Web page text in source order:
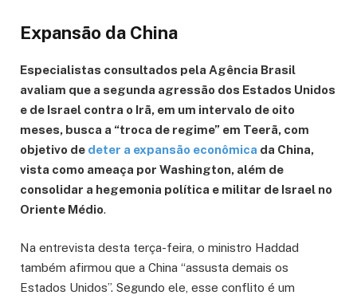
Expansão da China
Especialistas consultados pela Agência Brasil
avaliam que a segunda agressão dos Estados Unidos
e de Israel contra o Irã, em um intervalo de oito
meses, busca a “troca de regime” em Teerã, com
objetivo de deter a expansão econômica da China,
vista como ameaça por Washington, além de
consolidar a hegemonia política e militar de Israel no
Oriente Médio.
Na entrevista desta terça-feira, o ministro Haddad
também afirmou que a China “assusta demais os
Estados Unidos”. Segundo ele, esse conflito é um